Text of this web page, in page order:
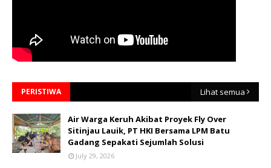
PERISTIWA Lihat semua
Air Warga Keruh Akibat Proyek Fly Over
Sitinjau Lauik, PT HKI Bersama LPM Batu
Gadang Sepakati Sejumlah Solusi
July 29, 2026